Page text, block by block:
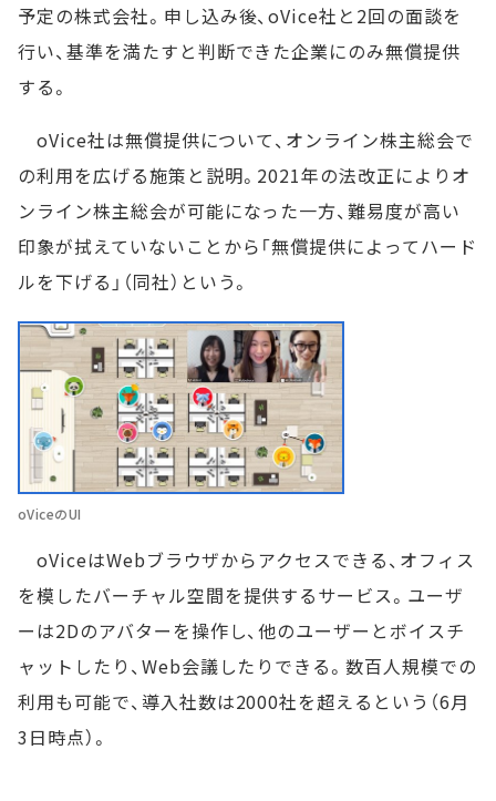
予定の株式会社。申し込み後、oVice社と2回の面談を
行い、基準を満たすと判断できた企業にのみ無償提供
する。
oVice社は無償提供について、オンライン株主総会で
の利用を広げる施策と説明。2021年の法改正によりオ
ンライン株主総会が可能になった一方、難易度が高い
印象が拭えていないことから「無償提供によってハード
ルを下げる」（同社）という。
oViceのUI
oViceはWebブラウザからアクセスできる、オフィス
を模したバーチャル空間を提供するサービス。ユーザ
ーは2Dのアバターを操作し、他のユーザーとボイスチ
ャットしたり、Web会議したりできる。数百人規模での
利用も可能で、導入社数は2000社を超えるという（6月
3日時点）。